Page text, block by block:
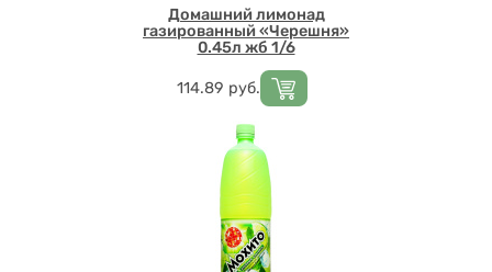
Домашний лимонад
газированный «Черешня»
0.45л жб 1/6
Цена
114.89 руб.